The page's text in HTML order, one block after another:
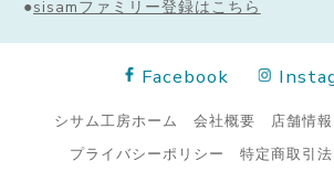
●sisamファミリー登録はこちら
Facebook
シサム工房ホーム 会社概要 店舗情報
プライバシーポリシー
特定商取引